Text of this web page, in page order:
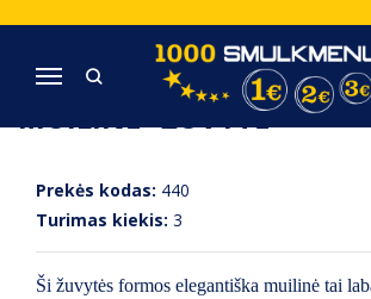
Navigacija
Pagrindinis
Vonios, tualeto, skalbimo
MUILINĖ "ŽUVYTĖ"
Prekės kodas: 440
Turimas kiekis: 3
Ši žuvytės formos elegantiška muilinė tai